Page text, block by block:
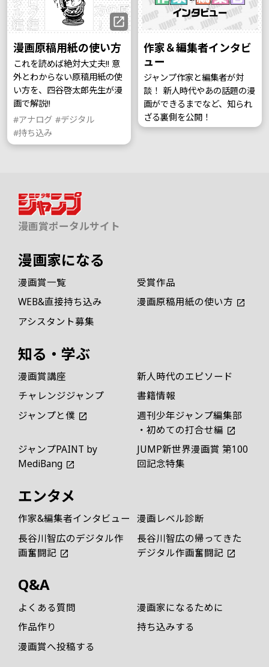
漫画原稿用紙の使い方
これを読めば絶対大丈夫!! 意
外とわからない原稿用紙の使
い方を、四谷啓太郎先生が漫
画で解説!!
#アナログ #デジタル
#持ち込み
作家＆編集者インタビ
ュー
ジャンプ作家と編集者が対
談！ 新人時代やあの話題の漫
画ができるまでなど、知られ
ざる裏側を公開！
漫画賞ポータルサイト
漫画家になる
漫画賞一覧
受賞作品
WEB&直接持ち込み
漫画原稿用紙の使い方
アシスタント募集
知る・学ぶ
漫画賞講座
新人時代のエピソード
チャレンジジャンプ
書籍情報
ジャンプと僕
週刊少年ジャンプ編集部
・初めての打合せ編
ジャンプPAINT by
MediBang
JUMP新世界漫画賞 第100
回記念特集
エンタメ
作家&編集者インタビュー 漫画レベル診断
長谷川智広のデジタル作
画奮闘記
長谷川智広の帰ってきた
デジタル作画奮闘記
Q&A
よくある質問
漫画家になるために
作品作り
持ち込みする
漫画賞へ投稿する